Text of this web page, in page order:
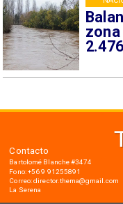
Contacto
Bartolomé Blanche #3474
Fono: +56 9 91255891
Correo: director.thema@gmail.com
La Serena